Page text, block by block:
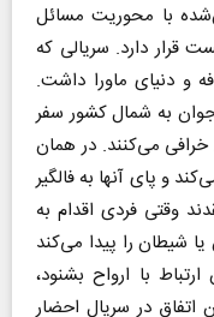
با محوریت مسائل
قرار دارد. سریالی که
و دنیای ماورا داشت.
به شمال کشور سفر
می‌کنند. در همان
و پای آنها به فالگیر
وقتی فردی اقدام به
شیطان را پیدا می‌کند
با ارواح بشنود،
در سریال احضار